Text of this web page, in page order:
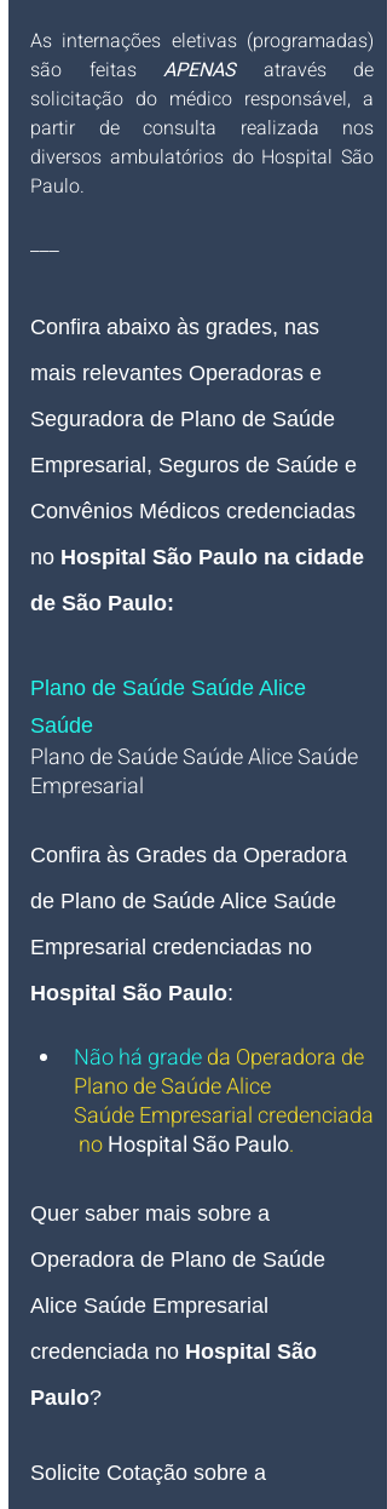
As internações eletivas (programadas)
são feitas
APENAS
através de
solicitação do médico responsável, a
partir de consulta realizada nos
diversos ambulatórios do Hospital São
Paulo.
___
Confira abaixo às grades, nas
mais relevantes Operadoras e
Seguradora de Plano de Saúde
Empresarial, Seguros de Saúde e
Convênios Médicos credenciadas
no Hospital São Paulo na cidade
de São Paulo:
Plano de Saúde Saúde Alice
Saúde
Plano de Saúde Saúde Alice Saúde
Empresarial
Confira às Grades da Operadora
de Plano de Saúde Alice Saúde
Empresarial credenciadas no
Hospital São Paulo:
Não há gradeda Operadora de
Plano de Saúde Alice
Saúde Empresarial credenciada
no Hospital São Paulo.
Quer saber mais sobre a
Operadora de Plano de Saúde
Alice Saúde Empresarial
credenciada no Hospital São
Paulo?
Solicite Cotação sobre a